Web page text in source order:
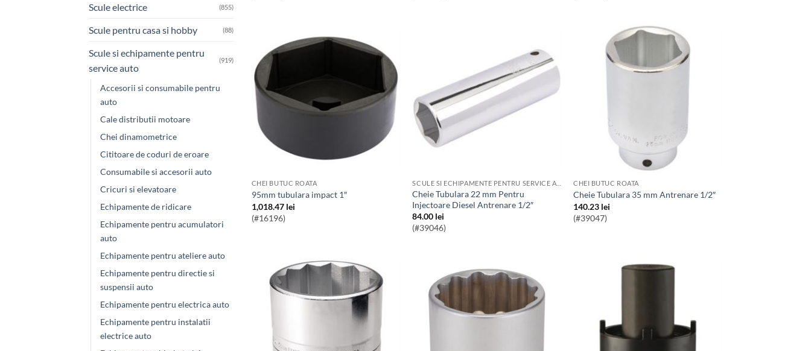
Scule electrice (855)
Scule pentru casa si hobby (88)
Scule si echipamente pentru
service auto
(919)
Accesorii si consumabile pentru
auto
Cale distributii motoare
Chei dinamometrice
Cititoare de coduri de eroare
Consumabile si accesorii auto
Cricuri si elevatoare
Echipamente de ridicare
Echipamente pentru acumulatori
auto
Echipamente pentru ateliere auto
Echipamente pentru directie si
suspensii auto
Echipamente pentru electrica auto
Echipamente pentru instalatii
electrice auto
CHEI BUTUC ROATA
95mm tubulara impact 1″
1,018.47 lei
(#16196)
Cheie Tubulara 22 mm Pentru
Injectoare Diesel Antrenare 1/2″
84.00 lei
(#39046)
CHEI BUTUC ROATA
Cheie Tubulara 35 mm Antrenare 1/2″
140.23 lei
(#39047)